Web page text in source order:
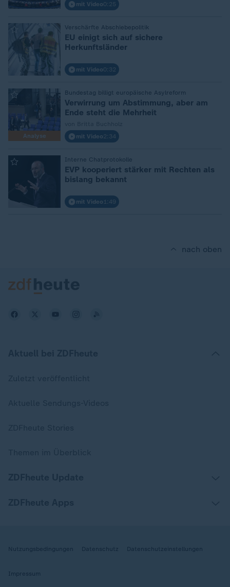
mit Video0:25
Verschärfte Abschiebepolitik
EU einigt sich auf sichere
Herkunftsländer
mit Video0:32
Analyse
Bundestag billigt europäische Asylreform
Verwirrung um Abstimmung, aber am
Ende steht die Mehrheit
mit Video2:34
Interne Chatprotokolle
EVP kooperiert stärker mit Rechten als
bislang bekannt
mit Video 1:49
nach oben
Nutzungsbedingungen Datenschutz Datenschutzeinstellungen
Impressum